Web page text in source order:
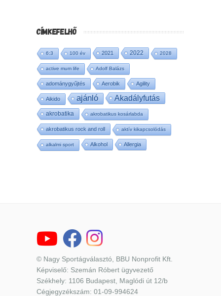
CÍMKEFELHŐ
6:3 100 év 2021 2022 2028
active mum life Adolf Balázs
adománygyűjtés Aerobik Agility
Aikido ajánló Akadályfutás
akrobatika akrobatikus kosárlabda
akrobatikus rock and roll aktív kikapcsolódás
alkalmi sport Alkohol Allergia
© Nagy Sportágválasztó, BBU Nonprofit Kft.
Képviselő: Szemán Róbert ügyvezető
Székhely: 1106 Budapest, Maglódi út 12/b
Cégjegyzékszám: 01-09-994624